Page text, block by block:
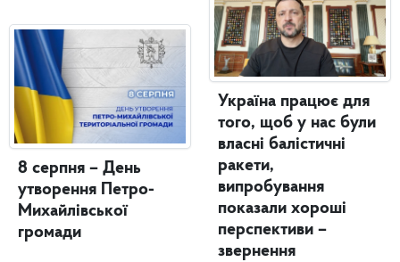
8 серпня – День
утворення Петро-
Михайлівської
громади
Україна працює для
того, щоб у нас були
власні балістичні
ракети,
випробування
показали хороші
перспективи –
звернення